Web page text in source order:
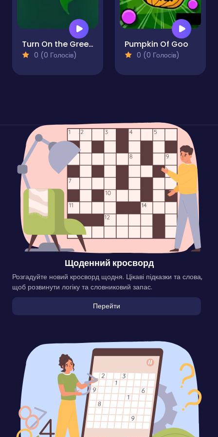
Turn On the Green Lights
0 (0 Голосів)
Pumpkin Of Goo
0 (0 Голосів)
Щоденний кросворд
Розгадуйте новий кросворд щодня. Цікаві підказки та слова,
щоб розвинути логіку та словниковий запас.
Перейти